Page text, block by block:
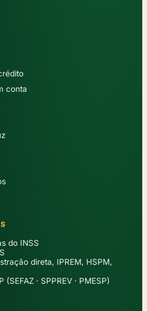
conta
do INSS
direta, IPREM, HSPM,
· SPPREV · PMESP)